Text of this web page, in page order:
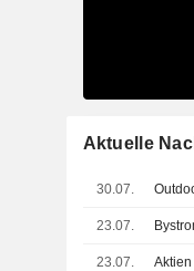
Aktuelle
30.07.
23.07.
23.07.